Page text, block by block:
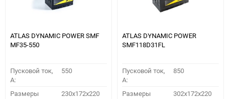
ATLAS DYNAMIC POWER SMF
MF35-550
Пусковой ток,
A:
550
Размеры
230x172x220
ATLAS DYNAMIC POWER
SMF118D31FL
Пусковой ток,
A:
850
Размеры
302x172x220